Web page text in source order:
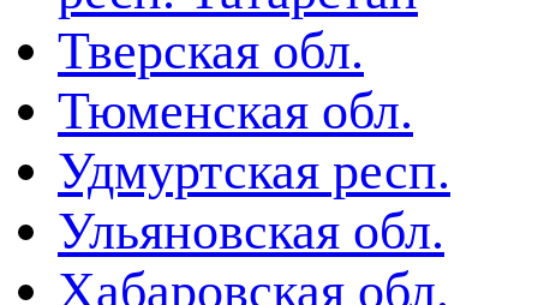
Тверская обл.
Тюменская обл.
Удмуртская респ.
Ульяновская обл.
Хабаровская обл.